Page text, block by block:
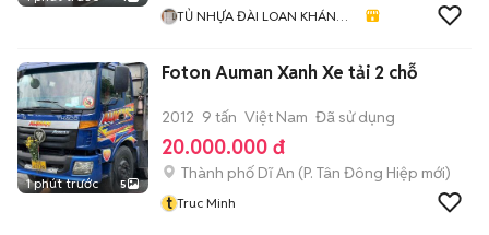
TỦ NHỰA ĐÀI LOAN KHÁNH
1 phút trước 5
Foton Auman Xanh Xe tải 2 chỗ
2012 9 tấn Việt Nam Đã sử dụng
20.000.000 đ
Thành phố Dĩ An (P. Tân Đông Hiệp mới)
t Truc Minh